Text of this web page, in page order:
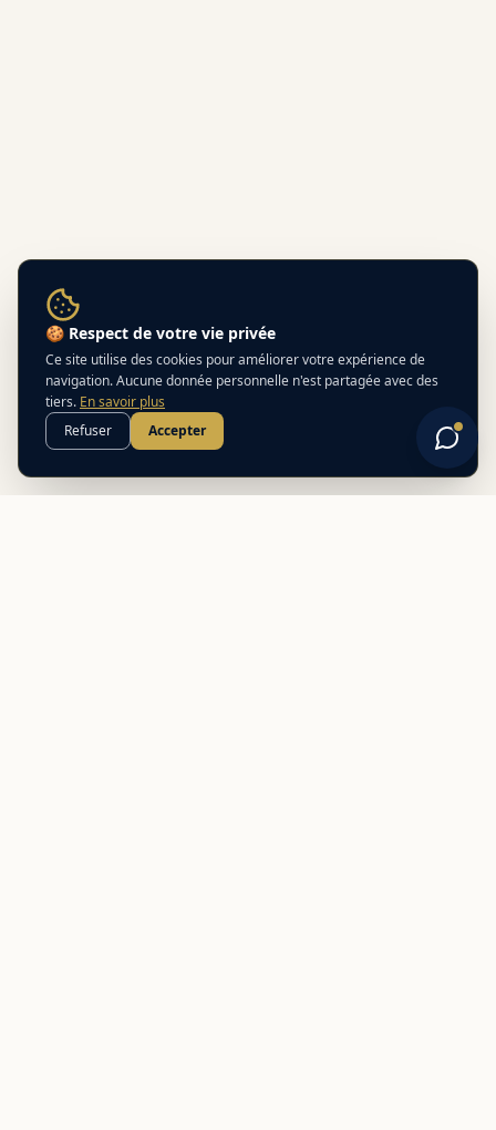
🍪 Respect de votre vie privée
Ce site utilise des cookies pour améliorer votre expérience de
navigation. Aucune donnée personnelle n'est partagée avec des
tiers. En savoir plus
Refuser
Accepter